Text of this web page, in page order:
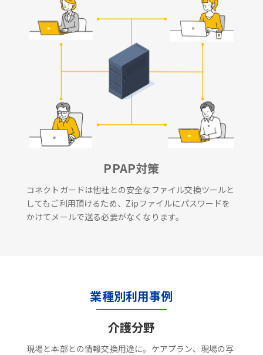
PPAP対策
コネクトガードは他社との安全なファイル交換ツールと
してもご利用頂けるため、Zipファイルにパスワードを
かけてメールで送る必要がなくなります。
業種別利用事例
介護分野
現場と本部との情報交換用途に。ケアプラン、現場の写